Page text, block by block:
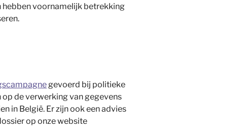
hebben voornamelijk betrekking
gevoerd bij politieke
de verwerking van gegevens
in België. Er zijn ook een advies
op onze website